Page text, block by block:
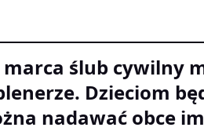
marca ślub cywilny
Dzieciom
nadawać obce